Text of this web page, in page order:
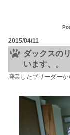
2015/04/11
ダックスの
います、。
廃業したブリーダー